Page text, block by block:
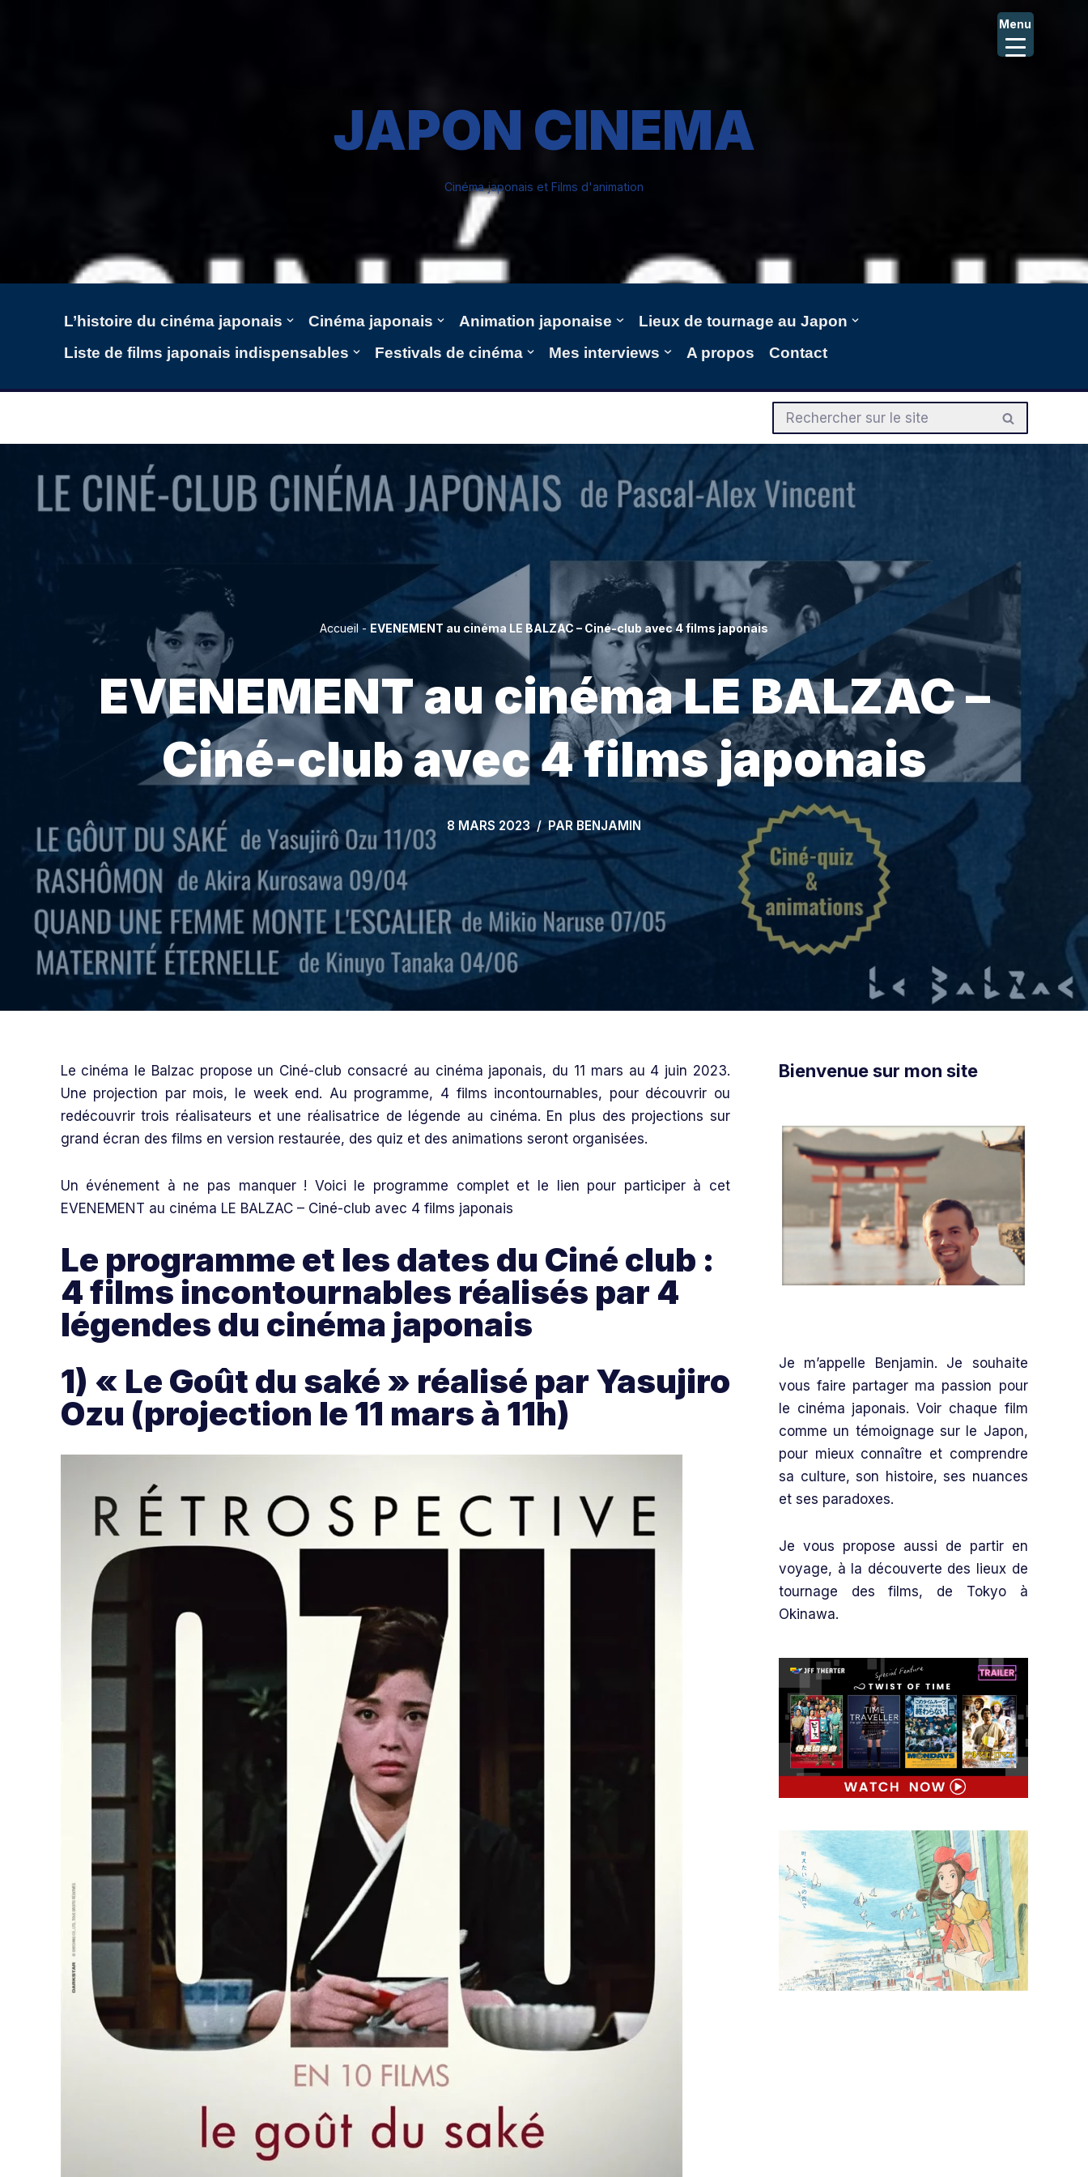
JAPON CINEMA
Cinéma japonais et Films d'animation
L’histoire du cinéma japonais Cinéma japonais Animation japonaise
Lieux de tournage au Japon
Liste de films japonais indispensables
Festivals de cinéma Mes interviews A propos Contact
Accueil - EVENEMENT au cinéma LE BALZAC – Ciné-club avec 4 films japonais
EVENEMENT au cinéma LE BALZAC –
Ciné-club avec 4 films japonais
8 MARS 2023 PARBENJAMIN
Le cinéma le Balzac propose un Ciné-club consacré au cinéma japonais, du 11 mars au 4 juin 2023.
Une projection par mois, le week end. Au programme, 4 films incontournables, pour découvrir ou
redécouvrir trois réalisateurs et une réalisatrice de légende au cinéma. En plus des projections sur
grand écran des films en version restaurée, des quiz et des animations seront organisées.
Un événement à ne pas manquer ! Voici le programme complet et le lien pour participer à cet
EVENEMENT au cinéma LE BALZAC – Ciné-club avec 4 films japonais
Le programme et les dates du Ciné club :
4 films incontournables réalisés par 4
légendes du cinéma japonais
1) « Le Goût du saké » réalisé par Yasujiro
Ozu (projection le 11 mars à 11h)
Bienvenue sur mon site
Je m’appelle Benjamin. Je souhaite
vous faire partager ma passion pour
le cinéma japonais. Voir chaque film
comme un témoignage sur le Japon,
pour mieux connaître et comprendre
sa culture, son histoire, ses nuances
et ses paradoxes.
Je vous propose aussi de partir en
voyage, à la découverte des lieux de
tournage des films, de Tokyo à
Okinawa.
Menu